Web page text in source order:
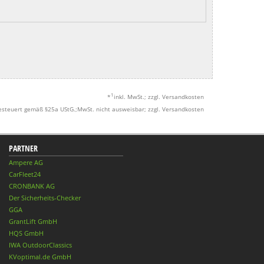
* 1 inkl. MwSt.; zzgl. Versandkosten
gemäß §25a UStG.;MwSt. nicht ausweisbar; zzgl. Versandkosten
PARTNER
Ampere AG
CarFleet24
CRONBANK AG
Der Sicherheits-Checker
GGA
GrantLift GmbH
HQS GmbH
IWA OutdoorClassics
KVoptimal.de GmbH